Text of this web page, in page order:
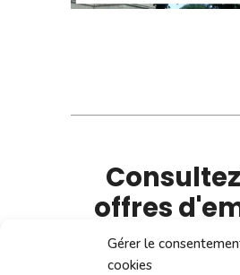
Gérer le
cookies
offres
4 postes